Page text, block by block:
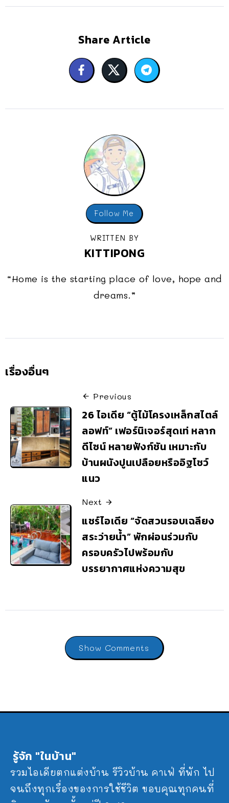
Share Article
Follow Me
WRITTEN BY
KITTIPONG
“Home is the starting place of love, hope and
dreams.”
เรื่องอื่นๆ
Previous
26 ไอเดีย “ตู้ไม้โครงเหล็กสไตล์
ลอฟท์” เฟอร์นิเจอร์สุดเท่ หลาก
ดีไซน์ หลายฟังก์ชัน เหมาะกับ
บ้านผนังปูนเปลือยหรืออิฐโชว์
แนว
Next
แชร์ไอเดีย “จัดสวนรอบเฉลียง
สระว่ายน้ำ” พักผ่อนร่วมกับ
ครอบครัวไปพร้อมกับ
บรรยากาศแห่งความสุข
Show Comments
รู้จัก "ในบ้าน"
รวมไอเดียตกแต่งบ้าน รีวิวบ้าน คาเฟ่ ที่พัก ไป
จนถึงทุกเรื่องของการใช้ชีวิต ขอบคุณทุกคนที่